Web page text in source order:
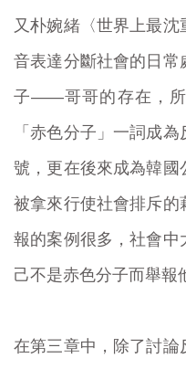
又朴婉緒〈世界上最
音表達分斷社會的日常
子——哥哥的存在，所
「赤色分子」一詞成
號，更在後來成為韓國
被拿來行使社會排斥的
報的案例很多，社會中
己不是赤色分子而舉報
在第三章中，除了討